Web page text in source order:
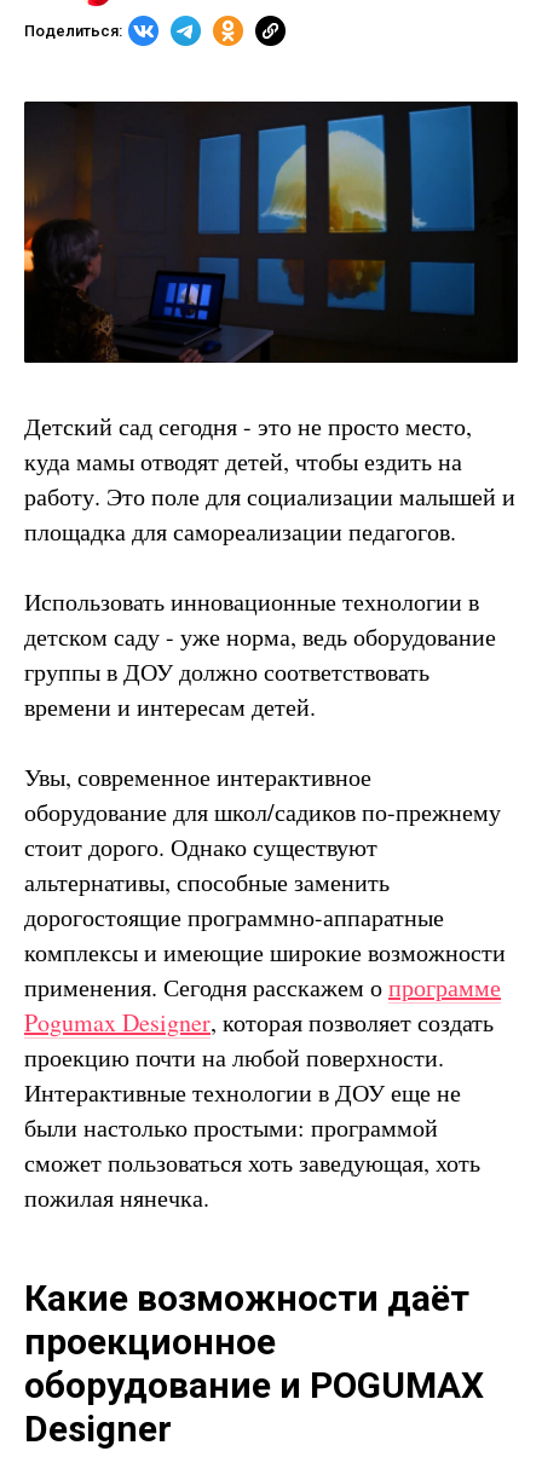
Поделиться:
Детский сад сегодня - это не просто место,
куда мамы отводят детей, чтобы ездить на
работу. Это поле для социализации малышей и
площадка для самореализации педагогов.
Использовать инновационные технологии в
детском саду - уже норма, ведь оборудование
группы в ДОУ должно соответствовать
времени и интересам детей.
Увы, современное интерактивное
оборудование для школ/садиков по-прежнему
стоит дорого. Однако существуют
альтернативы, способные заменить
дорогостоящие программно-аппаратные
комплексы и имеющие широкие возможности
применения. Сегодня расскажем опрограмме
Pogumax Designer, которая позволяет создать
проекцию почти на любой поверхности.
Интерактивные технологии в ДОУ еще не
были настолько простыми: программой
сможет пользоваться хоть заведующая, хоть
пожилая нянечка.
Какие возможности даёт
проекционное
оборудование и POGUMAX
Designer